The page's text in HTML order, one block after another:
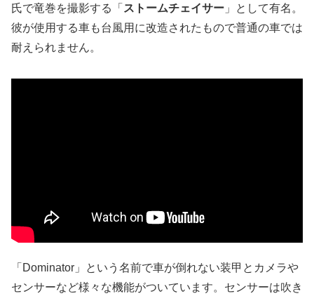
氏で竜巻を撮影する「 ストームチェイサー 」として有名。
彼が使用する車も台風用に改造されたもので普通の車では
耐えられません。
「Dominator」という名前で車が倒れない装甲とカメラや
センサーなど様々な機能がついています。センサーは吹き